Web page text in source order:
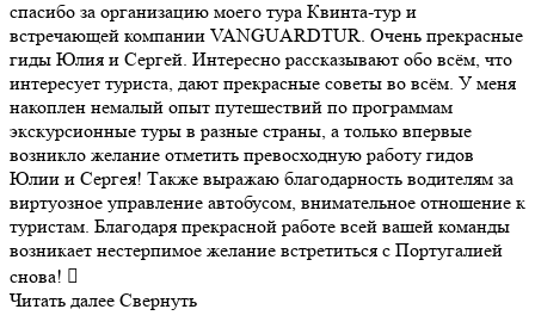
спасибо за организацию моего тура Квинта-тур и
встречающей компании VANGUARDTUR. Очень прекрасные
гиды Юлия и Сергей. Интересно рассказывают обо всём, что
интересует туриста, дают прекрасные советы во всём. У меня
накоплен немалый опыт путешествий по программам
экскурсионные туры в разные страны, а только впервые
возникло желание отметить превосходную работу гидов
Юлии и Сергея! Также выражаю благодарность водителям за
виртуозное управление автобусом, внимательное отношение к
туристам. Благодаря прекрасной работе всей вашей команды
возникает нестерпимое желание встретиться с Португалией
снова! 
Читать далее Свернуть